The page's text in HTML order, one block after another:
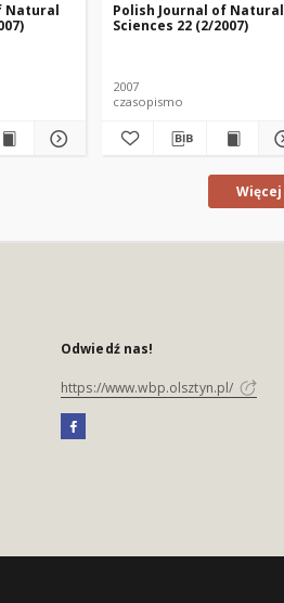
Natural
Polish Journal of Natural
Sciences 22 (2/2007)
2007
czasopismo
Więcej
Odwiedź nas!
https://www.wbp.olsztyn.pl/